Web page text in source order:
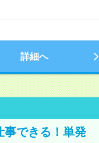
詳細へ
できる！単発